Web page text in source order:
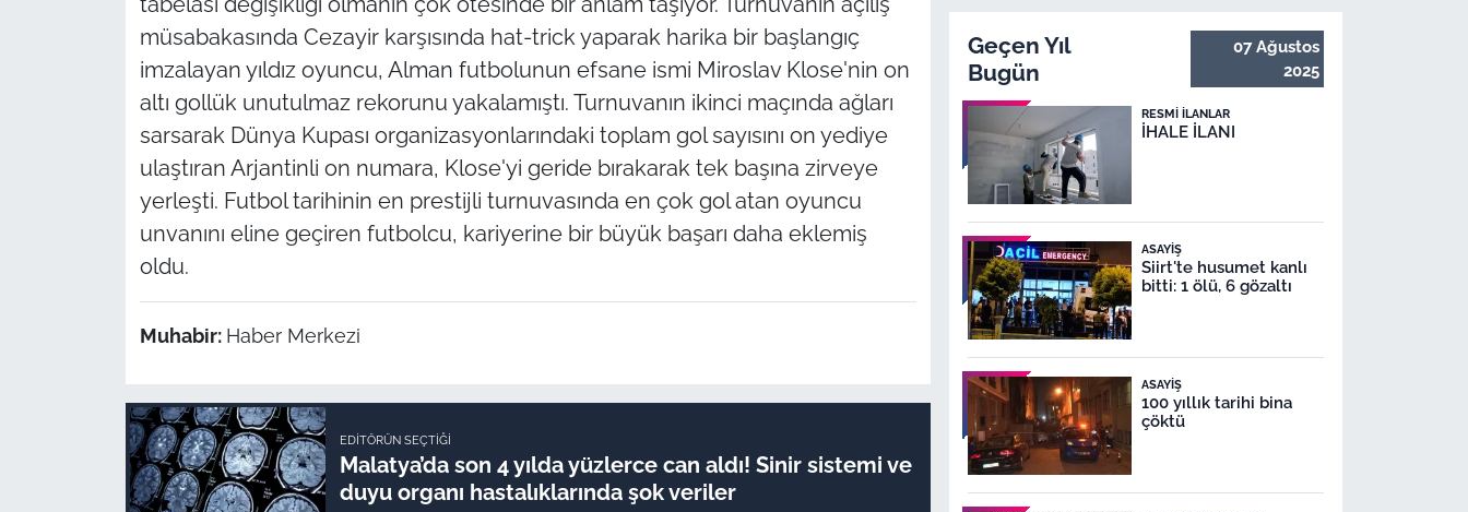
müsabakasında Cezayir karşısında hat-trick yaparak harika bir başlangıç
imzalayan yıldız oyuncu, Alman futbolunun efsane ismi Miroslav Klose'nin on
altı gollük unutulmaz rekorunu yakalamıştı. Turnuvanın ikinci maçında ağları
sarsarak Dünya Kupası organizasyonlarındaki toplam gol sayısını on yediye
ulaştıran Arjantinli on numara, Klose'yi geride bırakarak tek başına zirveye
yerleşti. Futbol tarihinin en prestijli turnuvasında en çok gol atan oyuncu
unvanını eline geçiren futbolcu, kariyerine bir büyük başarı daha eklemiş
oldu.
Muhabir: Haber Merkezi
EDITÖRÜN SEÇTIĞI
Malatya’da son 4 yılda yüzlerce can aldı! Sinir sistemi ve
duyu organı hastalıklarında şok veriler
Geçen Yıl
Bugün
07 Ağustos
2025
RESMI İLANLAR
İHALE İLANI
ASAYIŞ
Siirt'te husumet kanlı
bitti: 1 ölü, 6 gözaltı
ASAYIŞ
100 yıllık tarihi bina
çöktü